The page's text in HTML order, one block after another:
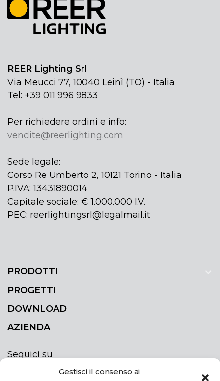
Gestisci il consenso ai
REER Lighting Srl
Via Meucci 77, 10040 Leinì (TO) - Italia
Tel: +39 011 996 9833
Per richiedere ordini e info:
vendite@reerlighting.com
Sede legale:
Corso Re Umberto 2, 10121 Torino - Italia
P.IVA: 13431890014
Capitale sociale: € 1.000.000 I.V.
PEC: reerlightingsrl@legalmail.it
PRODOTTI
PROGETTI
DOWNLOAD
AZIENDA
Seguici su